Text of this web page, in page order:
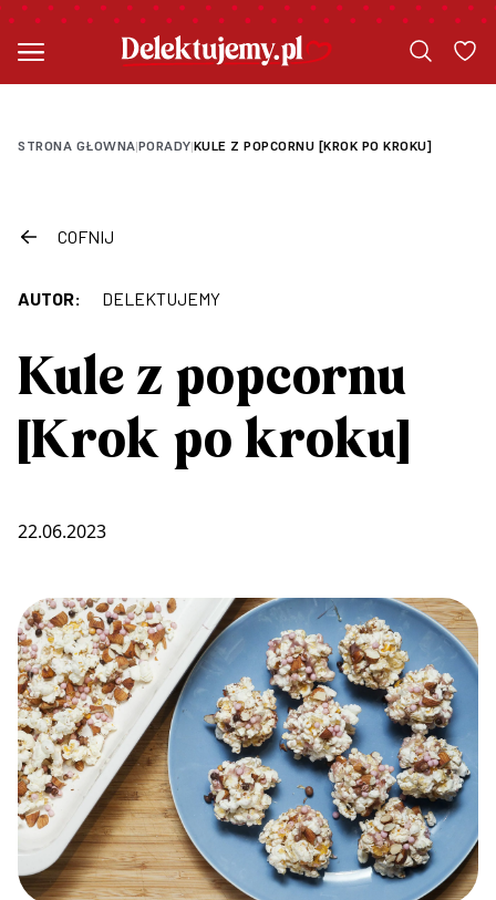
STRONA GŁOWNA|PORADY|KULE Z POPCORNU [KROK PO KROKU]
COFNIJ
AUTOR: DELEKTUJEMY
Kule z popcornu
[Krok po kroku]
22.06.2023